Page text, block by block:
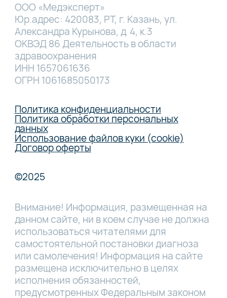
ООО «Медэксперт»
Юр.адрес: 420083, РТ, г. Казань, ул.
Александра Курынова, д. 4, к.3
ОКВЭД 86 Деятельность в области
здравоохранения
ИНН 1657061636
ОГРН 1061685050173
Политика конфиденциальности
Политика обработки персональных
данных
Использование файлов куки (cookie)
Договор оферты
©2025
Внимание! Информация, размещенная на
данном сайте, ни в коем случае не должна
использоваться читателями для
самостоятельной постановки диагноза
или самолечения! Информация на сайте
размещена исключительно в целях
исполнения обязанностей,
предусмотренных Федеральным законом